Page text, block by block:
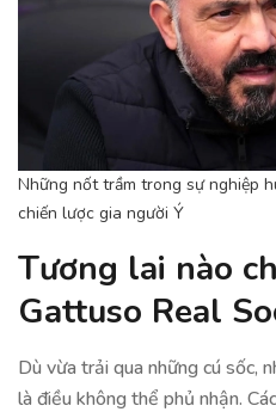
Những nốt trầm trong sự nghiệp
chiến lược gia người Ý
Tương lai nào
Gattuso Real
Dù vừa trải qua những cú sốc,
là điều không thể phủ nhận.